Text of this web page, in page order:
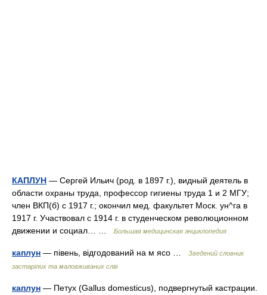
КАПЛУН — Сергей Ильич (род. в 1897 г.), видный деятель в
области охраны труда, профессор гигиены труда 1 и 2 МГУ;
член ВКП(б) с 1917 г.; окончил мед. факультет Моск. ун^га в
1917 г. Участвовал с 1914 г. в студенческом революционном
движении и социал… …
Большая медицинская энциклопедия
каплун — півень, відгодований на м ясо …
Зведений словник
застарілих та маловживаних слів
каплун — Петух (Gallus domesticus), подвергнутый кастрации.